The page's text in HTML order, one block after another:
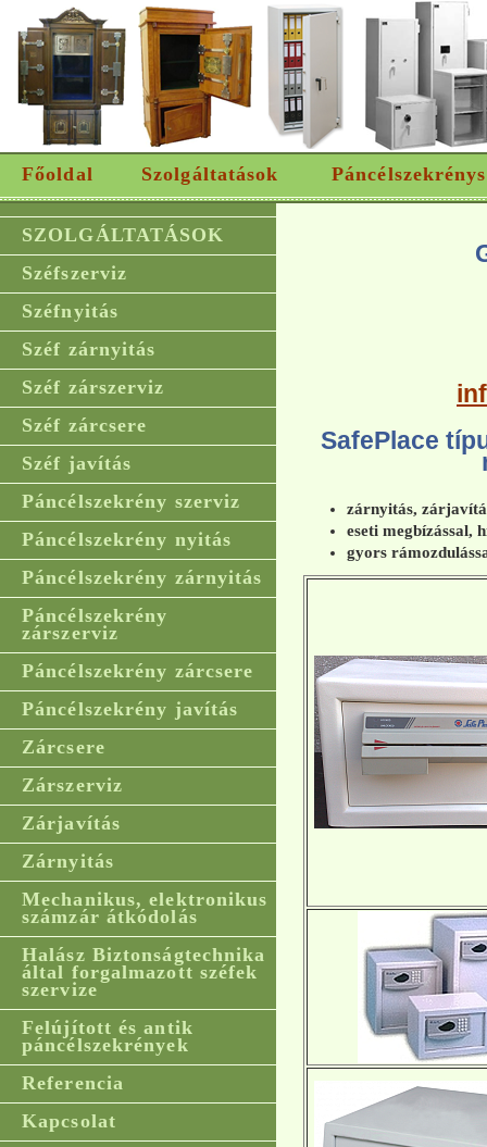
Főoldal Szolgáltatások
SZOLGÁLTATÁSOK
Széfszerviz
Széfnyitás
Széf zárnyitás
Széf zárszerviz
Széf zárcsere
Széf javítás
Páncélszekrény szerviz
Páncélszekrény nyitás
Páncélszekrény zárnyitás
Páncélszekrény
zárszerviz
Páncélszekrény zárcsere
Páncélszekrény javítás
Zárcsere
Zárszerviz
Zárjavítás
Zárnyitás
Mechanikus, elektronikus
számzár átkódolás
Halász Biztonságtechnika
által forgalmazott széfek
szervize
Felújított és antik
páncélszekrények
Referencia
Kapcsolat
SafePlace
zárnyitás,
eseti megbízással,
gyors